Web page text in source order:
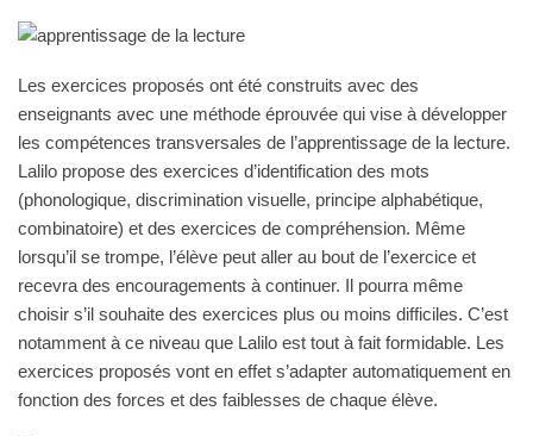
Les exercices proposés ont été construits avec des
enseignants avec une méthode éprouvée qui vise à développer
les compétences transversales de l’apprentissage de la lecture.
Lalilo propose des exercices d’identification des mots
(phonologique, discrimination visuelle, principe alphabétique,
combinatoire) et des exercices de compréhension. Même
lorsqu’il se trompe, l’élève peut aller au bout de l’exercice et
recevra des encouragements à continuer. Il pourra même
choisir s’il souhaite des exercices plus ou moins difficiles. C’est
notamment à ce niveau que Lalilo est tout à fait formidable. Les
exercices proposés vont en effet s’adapter automatiquement en
fonction des forces et des faiblesses de chaque élève.